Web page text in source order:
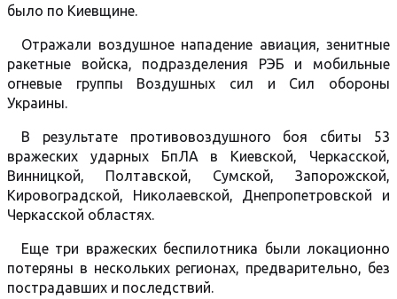
было по Киевщине.
Отражали воздушное нападение авиация, зенитные
ракетные войска, подразделения РЭБ и мобильные
огневые группы Воздушных сил и Сил обороны
Украины.
В результате противовоздушного боя сбиты 53
вражеских ударных БпЛА в Киевской, Черкасской,
Винницкой, Полтавской, Сумской, Запорожской,
Кировоградской, Николаевской, Днепропетровской и
Черкасской областях.
Еще три вражеских беспилотника были локационно
потеряны в нескольких регионах, предварительно, без
пострадавших и последствий.